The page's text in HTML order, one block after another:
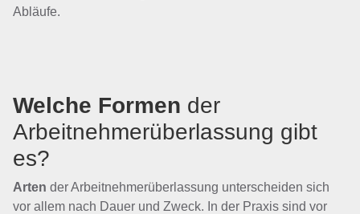
Abläufe.
Welche Formen der
Arbeitnehmerüberlassung gibt
es?
Arten der Arbeitnehmerüberlassung unterscheiden sich
vor allem nach Dauer und Zweck. In der Praxis sind vor